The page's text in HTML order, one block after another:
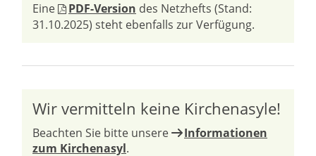
Eine
PDF-Version des Netzhefts (Stand:
31.10.2025) steht ebenfalls zur Verfügung.
Wir vermitteln keine Kirchenasyle!
Beachten Sie bitte unsere
Informationen
zum Kirchenasyl.